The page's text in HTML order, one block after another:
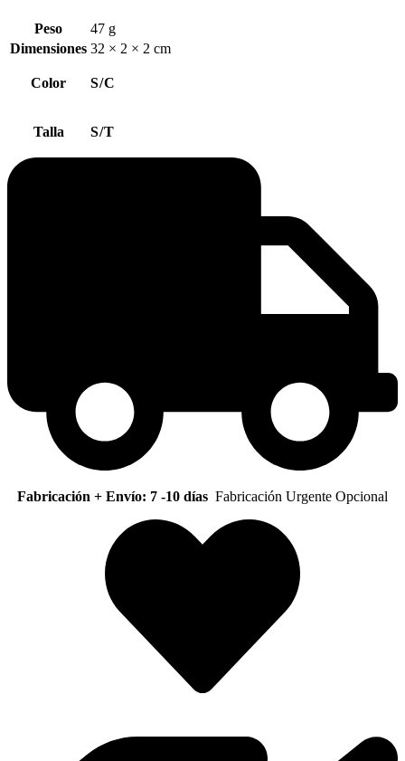
Peso
47 g
Dimensiones 32 × 2 × 2 cm
Color S/C
Talla S/T
Fabricación + Envío: 7 -10 días Fabricación Urgente Opcional